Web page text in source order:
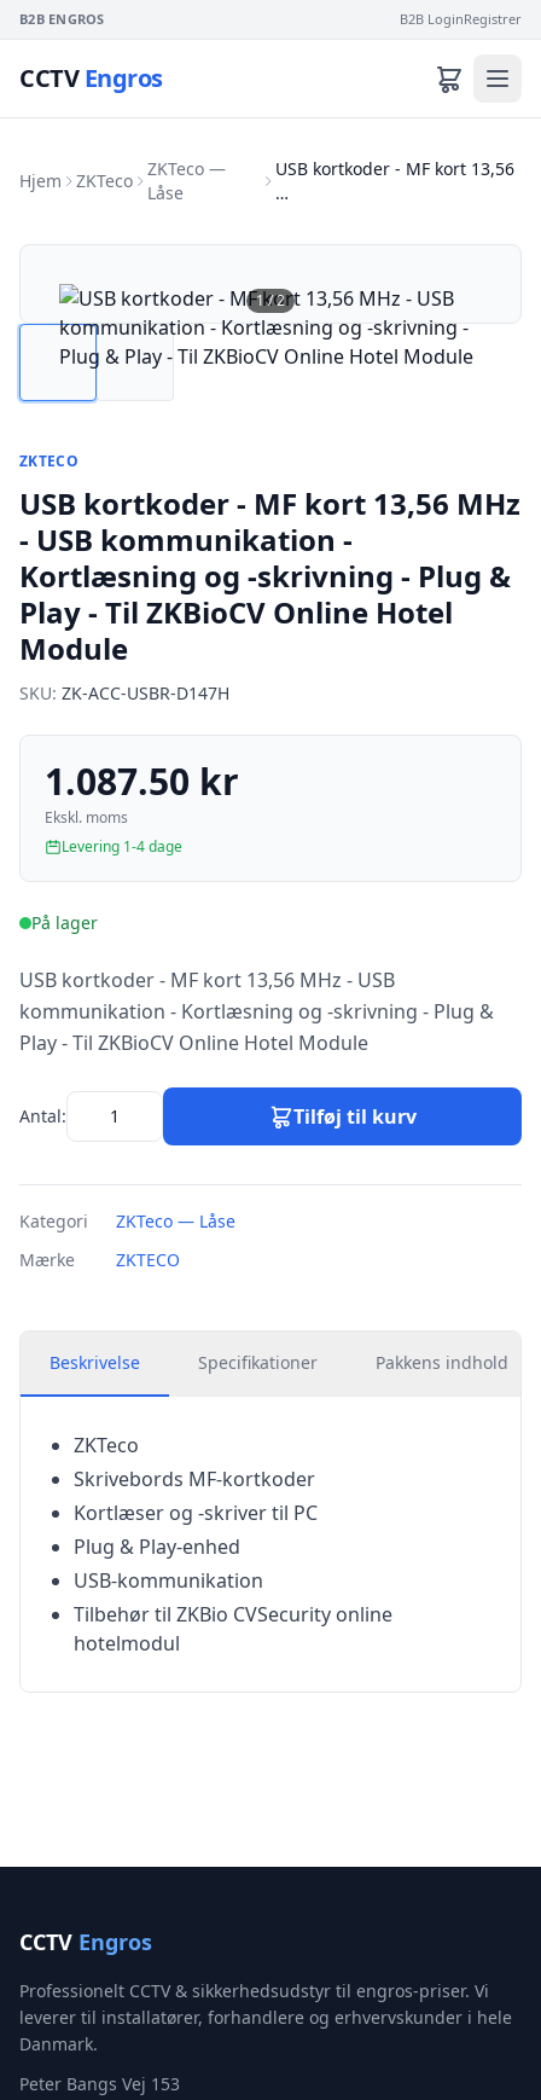
B2B ENGROS B2B LoginRegistrer
CCTVEngros
Hjem ZKTeco
ZKTeco —
Låse
USB kortkoder - MF kort 13,56
…
1/2
ZKTECO
USB kortkoder - MF kort 13,56 MHz
- USB kommunikation -
Kortlæsning og -skrivning - Plug &
Play - Til ZKBioCV Online Hotel
Module
SKU: ZK-ACC-USBR-D147H
1.087.50 kr
Ekskl. moms
Levering 1-4 dage
På lager
USB kortkoder - MF kort 13,56 MHz - USB
kommunikation - Kortlæsning og -skrivning - Plug &
Play - Til ZKBioCV Online Hotel Module
Antal: Tilføj til kurv
Kategori
ZKTeco — Låse
Mærke
ZKTECO
Beskrivelse Specifikationer Pakkens indhold
ZKTeco
Skrivebords MF-kortkoder
Kortlæser og -skriver til PC
Plug & Play-enhed
USB-kommunikation
Tilbehør til ZKBio CVSecurity online
hotelmodul
CCTV Engros
Professionelt CCTV & sikkerhedsudstyr til engros-priser. Vi
leverer til installatører, forhandlere og erhvervskunder i hele
Danmark.
Peter Bangs Vej 153